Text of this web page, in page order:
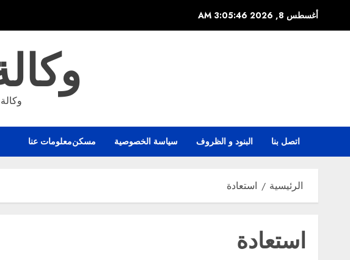
أغسطس 8, 2026 3:05:47 AM
اتصل بنا البنود و الظروف سياسة الخصوصية مسكنمعلومات عنا
الرئيسية استعادة
استعادة